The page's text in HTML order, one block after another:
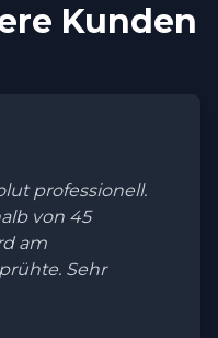
Kunden
professionell.
von 45
am
Sehr